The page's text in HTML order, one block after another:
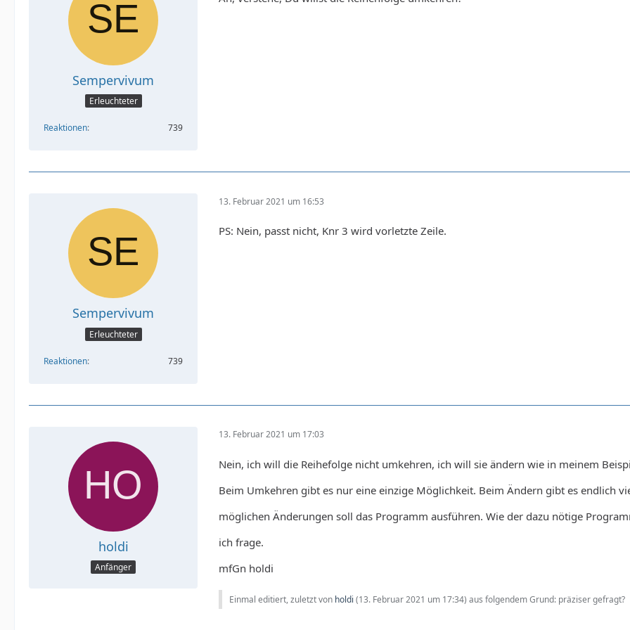
Sempervivum
Erleuchteter
Reaktionen 739
Sempervivum
Erleuchteter
Reaktionen 739
13. Februar 2021 um 16:53
PS: Nein, passt nicht, Knr 3 wird vorletzte Zeile.
holdi
Anfänger
13. Februar 2021 um 17:03
Nein, ich will die Reihefolge nicht umkehren, ich will sie ändern wie in meinem
Beim Umkehren gibt es nur eine einzige Möglichkeit. Beim Ändern gibt es endlich
möglichen Änderungen soll das Programm ausführen. Wie der dazu nötige
ich frage.
mfGn holdi
Einmal editiert, zuletzt von holdi (13. Februar 2021 um 17:34) aus folgendem Grund: präziser gefragt?